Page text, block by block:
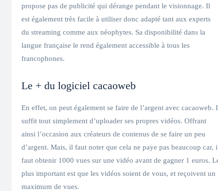
propose pas de publicité qui dérange pendant le visionnage. Il
est également très facile à utiliser donc adapté tant aux experts
du streaming comme aux néophytes. Sa disponibilité dans la
langue française le rend également accessible à tous les
francophones.
Le + du logiciel cacaoweb
En effet, on peut également se faire de l’argent avec cacaoweb.
suffit tout simplement d’uploader ses propres vidéos. Offrant
ainsi l’occasion aux créateurs de contenus de se faire un peu
d’argent. Mais, il faut noter que cela ne paye pas beaucoup car,
faut obtenir 1000 vues sur une vidéo avant de gagner 1 euros.
plus important est que les vidéos soient de vous, et reçoivent un
maximum de vues.